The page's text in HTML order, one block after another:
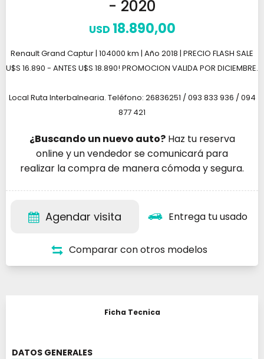
- 2020
USD 18.890,00
Renault Grand Captur | 104000 km | Año 2018 | PRECIO FLASH SALE
U$S 16.890 - ANTES U$S 18.890! PROMOCION VALIDA POR DICIEMBRE.
Local Ruta Interbalnearia. Teléfono: 26836251 / 093 833 936 / 094
877 421
¿Buscando un nuevo auto?Haz tu reserva
online y un vendedor se comunicará para
realizar la compra de manera cómoda y segura.
Entrega tu usado
Agendar visita
Comparar con otros modelos
Ficha Tecnica
DATOS GENERALES